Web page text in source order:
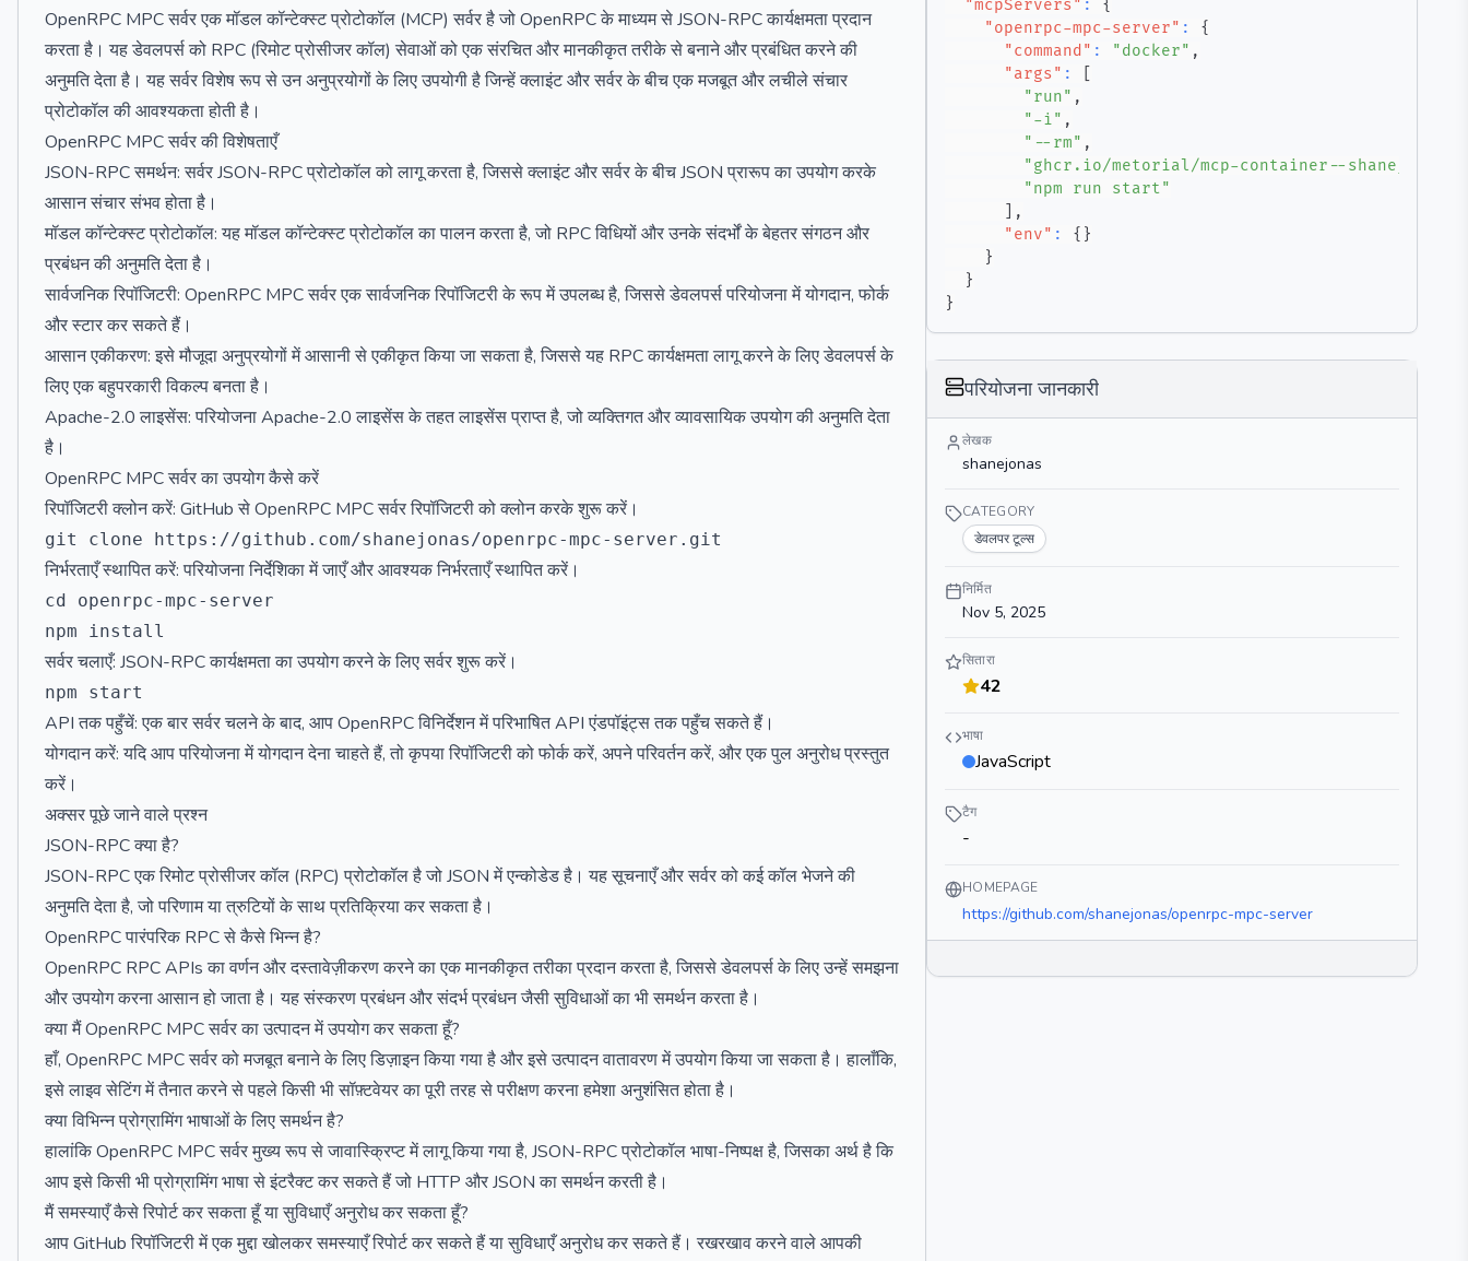
OpenRPC MPC सर्वर एक मॉडल कॉन्टेक्स्ट प्रोटोकॉल (MCP) सर्वर है जो OpenRPC के माध्यम से JSON-RPC कार्यक्षमता प्रदान
करता है। यह डेवलपर्स को RPC (रिमोट प्रोसीजर कॉल) सेवाओं को एक संरचित और मानकीकृत तरीके से बनाने और प्रबंधित करने की
अनुमति देता है। यह सर्वर विशेष रूप से उन अनुप्रयोगों के लिए उपयोगी है जिन्हें क्लाइंट और सर्वर के बीच एक मजबूत और लचीले संचार
प्रोटोकॉल की आवश्यकता होती है।
OpenRPC MPC सर्वर की विशेषताएँ
JSON-RPC समर्थन: सर्वर JSON-RPC प्रोटोकॉल को लागू करता है, जिससे क्लाइंट और सर्वर के बीच JSON प्रारूप का उपयोग करके
आसान संचार संभव होता है।
मॉडल कॉन्टेक्स्ट प्रोटोकॉल: यह मॉडल कॉन्टेक्स्ट प्रोटोकॉल का पालन करता है, जो RPC विधियों और उनके संदर्भों के बेहतर संगठन और
प्रबंधन की अनुमति देता है।
सार्वजनिक रिपॉजिटरी: OpenRPC MPC सर्वर एक सार्वजनिक रिपॉजिटरी के रूप में उपलब्ध है, जिससे डेवलपर्स परियोजना में योगदान, फोर्क
और स्टार कर सकते हैं।
आसान एकीकरण: इसे मौजूदा अनुप्रयोगों में आसानी से एकीकृत किया जा सकता है, जिससे यह RPC कार्यक्षमता लागू करने के लिए डेवलपर्स के
लिए एक बहुपरकारी विकल्प बनता है।
Apache-2.0 लाइसेंस: परियोजना Apache-2.0 लाइसेंस के तहत लाइसेंस प्राप्त है, जो व्यक्तिगत और व्यावसायिक उपयोग की अनुमति देता
है।
OpenRPC MPC सर्वर का उपयोग कैसे करें
रिपॉजिटरी क्लोन करें: GitHub से OpenRPC MPC सर्वर रिपॉजिटरी को क्लोन करके शुरू करें।
निर्भरताएँ स्थापित करें: परियोजना निर्देशिका में जाएँ और आवश्यक निर्भरताएँ स्थापित करें।
cd openrpc-mpc-server
सर्वर चलाएँ: JSON-RPC कार्यक्षमता का उपयोग करने के लिए सर्वर शुरू करें।
API तक पहुँचें: एक बार सर्वर चलने के बाद, आप OpenRPC विनिर्देशन में परिभाषित API एंडपॉइंट्स तक पहुँच सकते हैं।
योगदान करें: यदि आप परियोजना में योगदान देना चाहते हैं, तो कृपया रिपॉजिटरी को फोर्क करें, अपने परिवर्तन करें, और एक पुल अनुरोध प्रस्तुत
करें।
अक्सर पूछे जाने वाले प्रश्न
JSON-RPC क्या है?
JSON-RPC एक रिमोट प्रोसीजर कॉल (RPC) प्रोटोकॉल है जो JSON में एन्कोडेड है। यह सूचनाएँ और सर्वर को कई कॉल भेजने की
अनुमति देता है, जो परिणाम या त्रुटियों के साथ प्रतिक्रिया कर सकता है।
OpenRPC पारंपरिक RPC से कैसे भिन्न है?
OpenRPC RPC APIs का वर्णन और दस्तावेज़ीकरण करने का एक मानकीकृत तरीका प्रदान करता है, जिससे डेवलपर्स के लिए उन्हें समझना
और उपयोग करना आसान हो जाता है। यह संस्करण प्रबंधन और संदर्भ प्रबंधन जैसी सुविधाओं का भी समर्थन करता है।
क्या मैं OpenRPC MPC सर्वर का उत्पादन में उपयोग कर सकता हूँ?
हाँ, OpenRPC MPC सर्वर को मजबूत बनाने के लिए डिज़ाइन किया गया है और इसे उत्पादन वातावरण में उपयोग किया जा सकता है। हालाँकि,
इसे लाइव सेटिंग में तैनात करने से पहले किसी भी सॉफ़्टवेयर का पूरी तरह से परीक्षण करना हमेशा अनुशंसित होता है।
क्या विभिन्न प्रोग्रामिंग भाषाओं के लिए समर्थन है?
हालांकि OpenRPC MPC सर्वर मुख्य रूप से जावास्क्रिप्ट में लागू किया गया है, JSON-RPC प्रोटोकॉल भाषा-निष्पक्ष है, जिसका अर्थ है कि
आप इसे किसी भी प्रोग्रामिंग भाषा से इंटरैक्ट कर सकते हैं जो HTTP और JSON का समर्थन करती है।
मैं समस्याएँ कैसे रिपोर्ट कर सकता हूँ या सुविधाएँ अनुरोध कर सकता हूँ?
आप GitHub रिपॉजिटरी में एक मुद्दा खोलकर समस्याएँ रिपोर्ट कर सकते हैं या सुविधाएँ अनुरोध कर सकते हैं। रखरखाव करने वाले आपकी
"mcpServers" :
{
"openrpc-mpc-server" :
{
"command" : "docker" ,
"args" :
"run" ,
"-i" ,
"--rm" ,
"ghcr.io/metorial/mcp-container--shanejonas--
"npm run start"
,
"env" : { }
}
}
}
परियोजना जानकारी
लेखक
shanejonas
CATEGORY
डेवलपर टूल्स
निर्मित
Nov 5, 2025
सितारा
42
भाषा
JavaScript
टैग
-
HOMEPAGE
https://github.com/shanejonas/openrpc-mpc-server